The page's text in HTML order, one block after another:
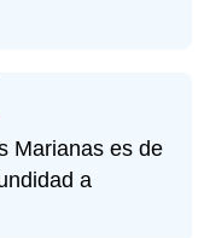
Marianas es de
a